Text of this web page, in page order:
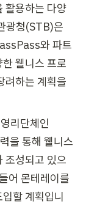
활용하는 다양
광청(STB)은
와 파트
웰니스 프로
려하는 계획을
을 통해 웰니스
조성되고 있으
어 몬테레이를
할 계획입니